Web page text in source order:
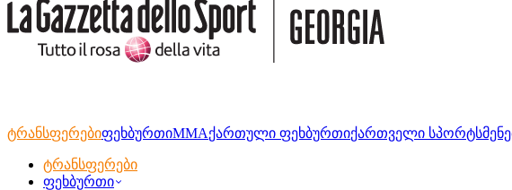
ტრანსფერებიფეხბურთიMMAქართული ფეხბურთიქართველი
ტრანსფერები
ფეხბურთი